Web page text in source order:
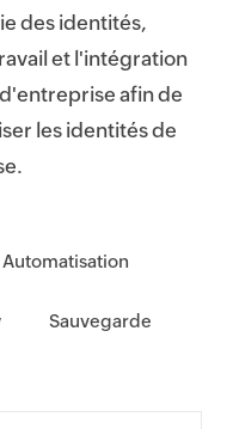
des identités,
et l'intégration
afin de
les identités de
Automatisation
Sauvegarde